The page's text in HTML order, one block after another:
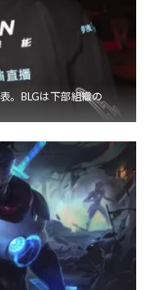
。BLGは下部組織の